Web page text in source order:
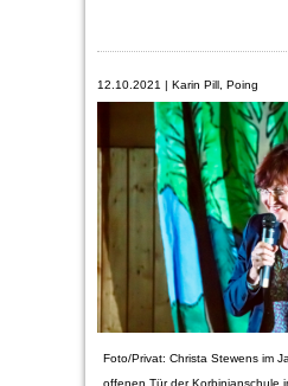
12.10.2021 | Karin Pill, Poing
Foto/Privat: Christa Stewens im
offenen Tür der Korbinianschule